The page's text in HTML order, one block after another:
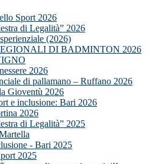
Sport 2026
di Legalità” 2026
(2026)
DI BADMINTON 2026
2026
di pallamano – Ruffano 2026
Gioventù 2026
e inclusione: Bari 2026
2026
di Legalità” 2025
- Bari 2025
2025